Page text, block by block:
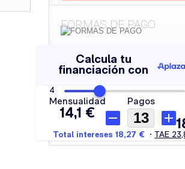
FORMAS DE PAGO